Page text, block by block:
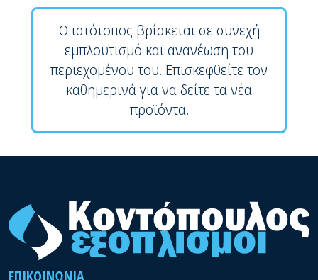
Ο ιστότοπος βρίσκεται σε συνεχή
εμπλουτισμό και ανανέωση του
περιεχομένου του. Επισκεφθείτε τον
καθημερινά για να δείτε τα νέα
προϊόντα.
ΕΠΙΚΟΙΝΩΝΊΑ